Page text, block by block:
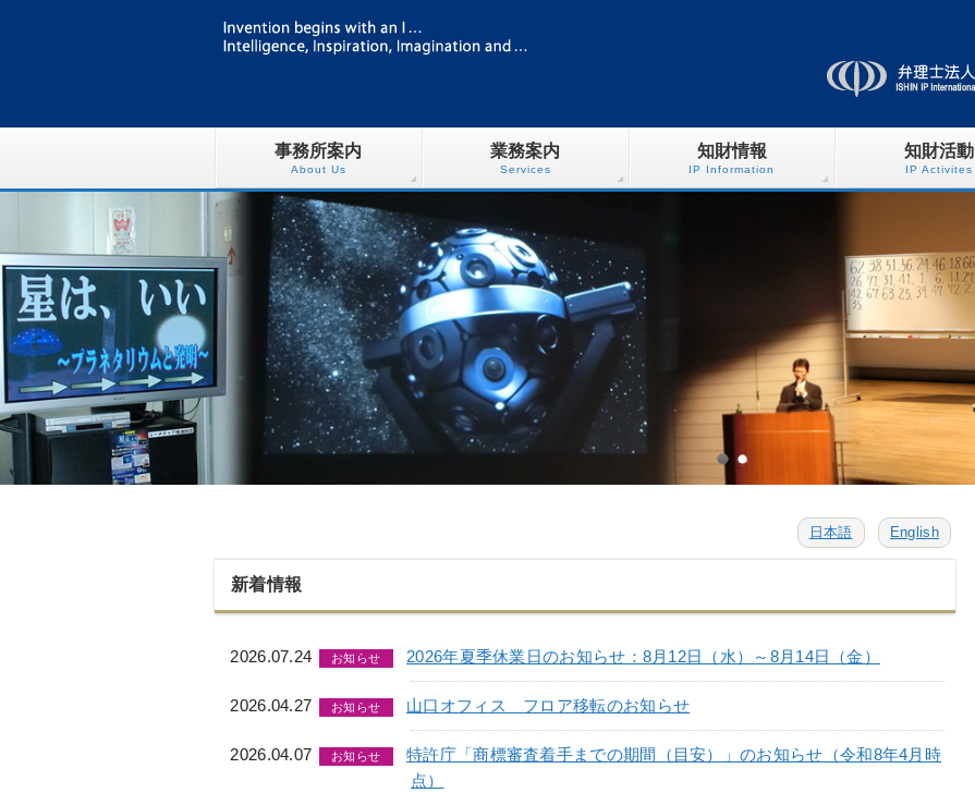
事務所案内
About Us
業務案内
Services
知財情報
IP Information
知財活動
IP Activites
日本語 English
新着情報
2026.07.24 お知らせ 2026年夏季休業日のお知らせ：8月12日（水）～8月14日（金）
2026.04.27 お知らせ 山口オフィス フロア移転のお知らせ
2026.04.07 お知らせ
特許庁「商標審査着手までの期間（目安）」のお知らせ（令和8年4月時
点）